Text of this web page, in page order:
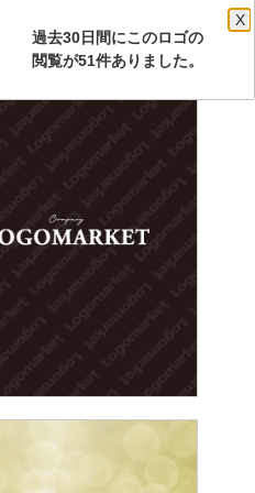
過去30日間にこのロゴの
X
閲覧が51件ありました。